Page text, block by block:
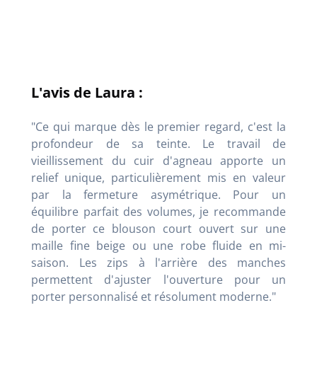
L'avis de Laura :
"Ce qui marque dès le premier regard, c'est la
profondeur de sa teinte. Le travail de
vieillissement du cuir d'agneau apporte un
relief unique, particulièrement mis en valeur
par la fermeture asymétrique. Pour un
équilibre parfait des volumes, je recommande
de porter ce blouson court ouvert sur une
maille fine beige ou une robe fluide en mi-
saison. Les zips à l'arrière des manches
permettent d'ajuster l'ouverture pour un
porter personnalisé et résolument moderne."